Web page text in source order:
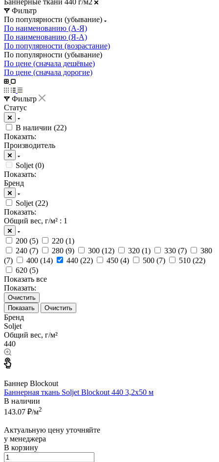
Фильтр
По популярности (убывание)
По наименованию (А-Я)
По наименованию (Я-А)
По популярности (возрастание)
По популярности (убывание)
По цене (сначала дешёвые)
По цене (сначала дорогие)
Фильтр
Статус
В наличии (22)
Показать:
Производитель
Soljet (0)
Показать:
Бренд
Soljet (22)
Показать:
Общий вес, г/м² : 1
200 (5) 220 (1)
240 (7) 280 (9) 300 (12) 320 (1) 330 (7)
380
(7) 400 (14) 440 (22) 450 (4) 500 (7) 510 (22)
620 (5)
Показать все
Показать:
Очистить
Очистить
Бренд
Soljet
Общий вес, г/м²
440
Баннер Blockout
Баннерная ткань Soljet Blockout 440 3,2x50 м
В наличии
143.07 ₽/м2
Актуальную цену уточняйте
у менеджера
В корзину